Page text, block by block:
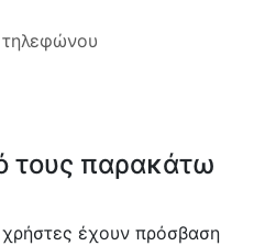
τηλεφώνου
τους παρακάτω
έχουν πρόσβαση